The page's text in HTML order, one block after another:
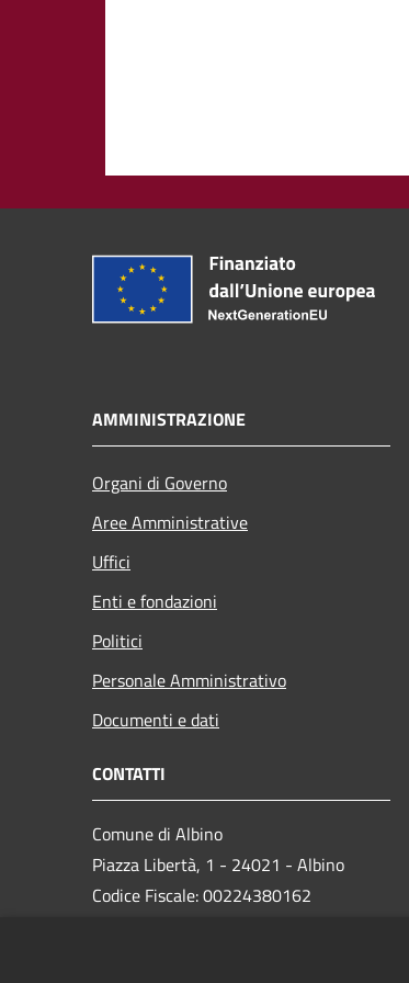
AMMINISTRAZIONE
Organi di Governo
Aree Amministrative
Uffici
Enti e fondazioni
Politici
Personale Amministrativo
Documenti e dati
CONTATTI
Comune di Albino
Piazza Libertà, 1 - 24021 - Albino
Codice Fiscale: 00224380162